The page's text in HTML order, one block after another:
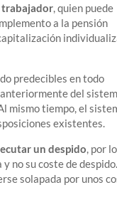
trabajador, quien puede
a la pensión
predecibles en todo
del
mismo tiempo, el
existentes.
un despido, por lo
no su coste de
solapada por unos